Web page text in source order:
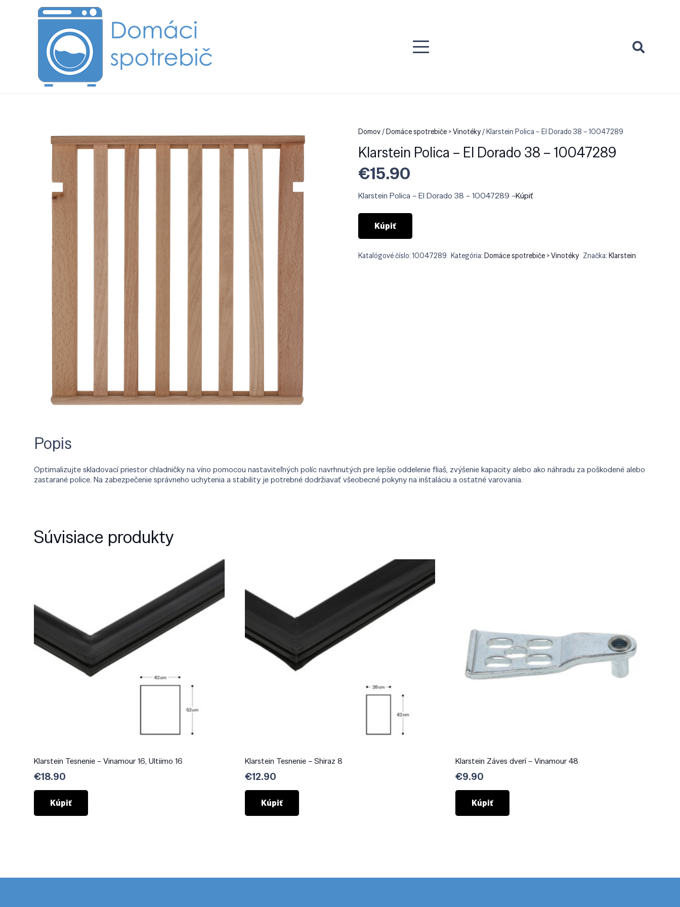
Domov/Domáce spotrebiče > Vinotéky/ Klarstein Polica – El Dorado 38 – 10047289
Klarstein Polica – El Dorado 38 – 10047289
€15.90
Klarstein Polica – El Dorado 38 – 10047289 –Kúpiť
Kúpiť
Katalógové číslo:10047289 Kategória:Domáce spotrebiče > Vinotéky Značka: Klarstein
Popis
Optimalizujte skladovací priestor chladničky na víno pomocou nastaviteľných políc navrhnutých pre lepšie oddelenie fliaš, zvýšenie kapacity alebo ako náhradu za poškodené alebo
zastarané police. Na zabezpečenie správneho uchytenia a stability je potrebné dodržiavať všeobecné pokyny na inštaláciu a ostatné varovania.
Súvisiace produkty
Klarstein Tesnenie – Vinamour 16, Ultiimo 16
€18.90
Kúpiť
Klarstein Tesnenie – Shiraz 8
€12.90
Kúpiť
Klarstein Záves dverí – Vinamour 48
€9.90
Kúpiť